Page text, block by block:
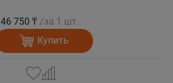
46 750 ₸ /за 1 шт.
Купить